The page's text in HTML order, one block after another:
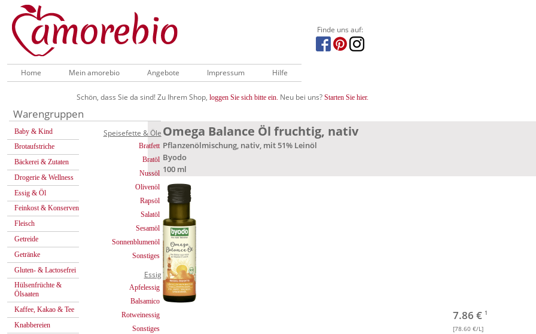
Finde uns auf:
Home Mein amorebio Angebote Impressum Hilfe
Schön, dass Sie da sind! Zu Ihrem Shop, loggen Sie sich bitte ein. Neu bei uns? Starten Sie hier.
Warengruppen
Baby & Kind
Brotaufstriche
Bäckerei & Zutaten
Drogerie & Wellness
Essig & Öl
Feinkost & Konserven
Fleisch
Getreide
Getränke
Gluten- & Lactosefrei
Hülsenfrüchte &
Ölsaaten
Kaffee, Kakao & Tee
Knabbereien
Speisefette & Öle
Bratfett
Bratöl
Nussöl
Olivenöl
Rapsöl
Salatöl
Sesamöl
Sonnenblumenöl
Sonstiges
Essig
Apfelessig
Balsamico
Rotweinessig
Sonstiges
Omega Balance Öl fruchtig, nativ
Pflanzenölmischung, nativ, mit 51% Leinöl
Byodo
100 ml
7.86 € 1
[78.60 €/L]